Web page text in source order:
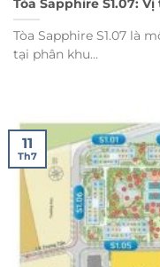
Tòa Sapphire S1.07:
Tòa Sapphire S1.07 là
tại phân khu...
11
Th7